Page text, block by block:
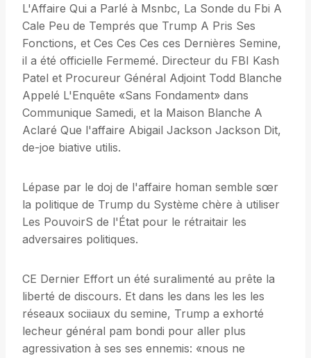
L'Affaire Qui a Parlé à Msnbc, La Sonde du Fbi A
Cale Peu de Temprés que Trump A Pris Ses
Fonctions, et Ces Ces Ces ces Dernières Semine,
il a été officielle Fermemé. Directeur du FBI Kash
Patel et Procureur Général Adjoint Todd Blanche
Appelé L'Enquête «Sans Fondament» dans
Communique Samedi, et la Maison Blanche A
Aclaré Que l'affaire Abigail Jackson Jackson Dit,
de-joe biative utilis.
Lépase par le doj de l'affaire homan semble sœr
la politique de Trump du Système chère à utiliser
Les PouvoirS de l'État pour le rétraitair les
adversaires politiques.
CE Dernier Effort un été suralimenté au prête la
liberté de discours. Et dans les dans les les les
réseaux sociiaux du semine, Trump a exhorté
lecheur général pam bondi pour aller plus
agressivation à ses ses ennemis: «nous ne